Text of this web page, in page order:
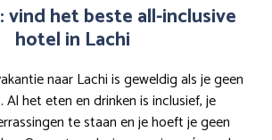
vind het beste all-inclusive
hotel in Lachi
naar Lachi is geweldig als je geen
het eten en drinken is inclusief, je
te staan en je hoeft je geen